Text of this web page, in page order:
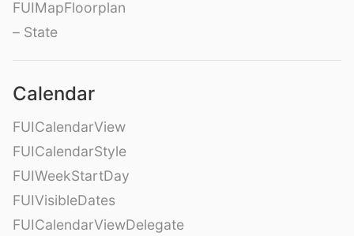
FUIMapFloorplan
– State
Calendar
FUICalendarView
FUICalendarStyle
FUIWeekStartDay
FUIVisibleDates
FUICalendarViewDelegate